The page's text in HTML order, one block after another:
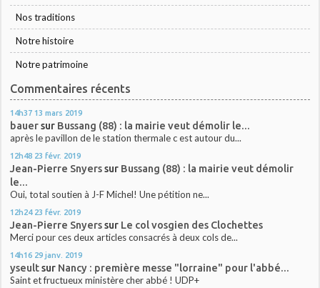
Nos traditions
Notre histoire
Notre patrimoine
Commentaires récents
14h37 13 mars 2019
bauersur Bussang (88) : la mairie veut démolir le...
après le pavillon de le station thermale c est autour du...
12h48 23 févr. 2019
Jean-Pierre Snyerssur Bussang (88) : la mairie veut démolir
le...
Oui, total soutien à J-F Michel! Une pétition ne...
12h24 23 févr. 2019
Jean-Pierre Snyerssur Le col vosgien des Clochettes
Merci pour ces deux articles consacrés à deux cols de...
14h16 29 janv. 2019
yseultsur Nancy : première messe "lorraine" pour l'abbé...
Saint et fructueux ministère cher abbé ! UDP+